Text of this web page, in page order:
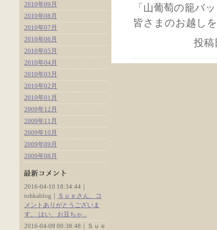
「山葡萄の籠バ
皆さまのお越し
投稿
2010年09月
2010年08月
2010年07月
2010年06月
2010年05月
2010年04月
2010年03月
2010年02月
2010年01月
2009年12月
2009年11月
2009年10月
2009年09月
2009年08月
2016-04-10 18:34:44｜
tohkablog｜
Ｓｕｅさん、コ
メントありがとうございま
す。 はい、お豆ちゃ...
2016-04-09 00:38:48｜Ｓｕｅ